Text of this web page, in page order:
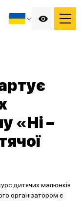
«Ні –
дитячих малюнків
організатором є